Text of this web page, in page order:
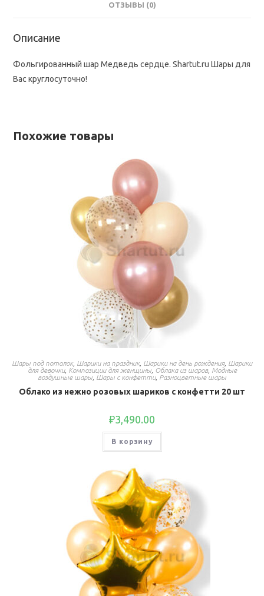
ОТЗЫВЫ (0)
Описание
Фольгированный шар Медведь сердце. Shartut.ru Шары для
Вас круглосуточно!
Похожие товары
Шары под потолок, Шарики на праздник, Шарики на день рождения, Шарики
для девочки, Композиции для женщины, Облака из шаров, Модные
воздушные шары Шары с конфетти, Разноцветные шары
Облако из нежно розовых шариков с конфетти 20 шт
₽3,490.00
В корзину